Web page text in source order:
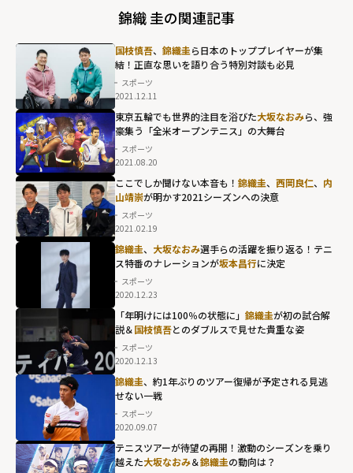
錦織 圭の関連記事
国枝慎吾、 錦織圭ら日本のトッププレイヤーが集
結！正直な思いを語り合う特別対談も必見
スポーツ
2021.12.11
東京五輪でも世界的注目を浴びた大坂なおみら、強
豪集う「全米オープンテニス」の大舞台
スポーツ
2021.08.20
ここでしか聞けない本音も！ 錦織圭、 西岡良仁、 内
山靖崇が明かす2021シーズンへの決意
スポーツ
2021.02.19
錦織圭、 大坂なおみ選手らの活躍を振り返る！テニ
ス特番のナレーションが坂本昌行に決定
スポーツ
2020.12.23
「年明けには100％の状態に」 錦織圭が初の試合解
説＆国枝慎吾とのダブルスで見せた貴重な姿
スポーツ
2020.12.13
錦織圭、約1年ぶりのツアー復帰が予定される見逃
せない一戦
スポーツ
2020.09.07
テニスツアーが待望の再開！激動のシーズンを乗り
越えた大坂なおみ＆錦織圭の動向は？